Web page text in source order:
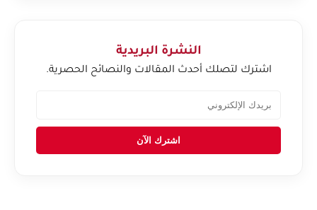
النشرة البريدية
اشترك لتصلك أحدث المقالات والنصائح الحصرية.
اشترك الآن